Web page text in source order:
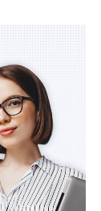
України
якими
рішення
Президента
ВРУ
та